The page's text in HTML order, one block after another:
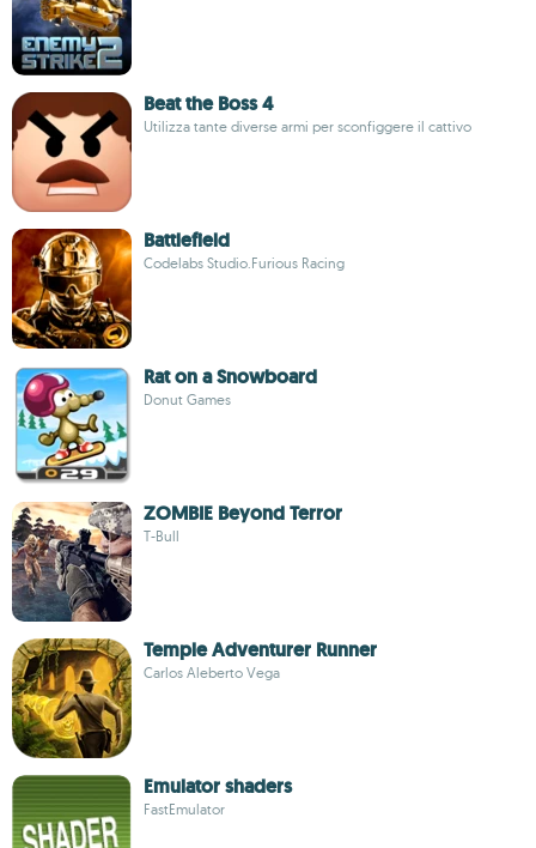
Beat the Boss 4
Utilizza tante diverse armi per sconfiggere il cattivo
Battlefield
Codelabs Studio.Furious Racing
Rat on a Snowboard
Donut Games
ZOMBIE Beyond Terror
T-Bull
Temple Adventurer Runner
Carlos Aleberto Vega
Emulator shaders
FastEmulator